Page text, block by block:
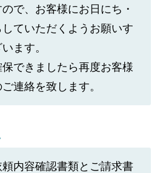
で、お客様にお日にち・
ていただくようお願いす
ます。
できましたら再度お客様
連絡を致します。
内容確認書類とご請求書